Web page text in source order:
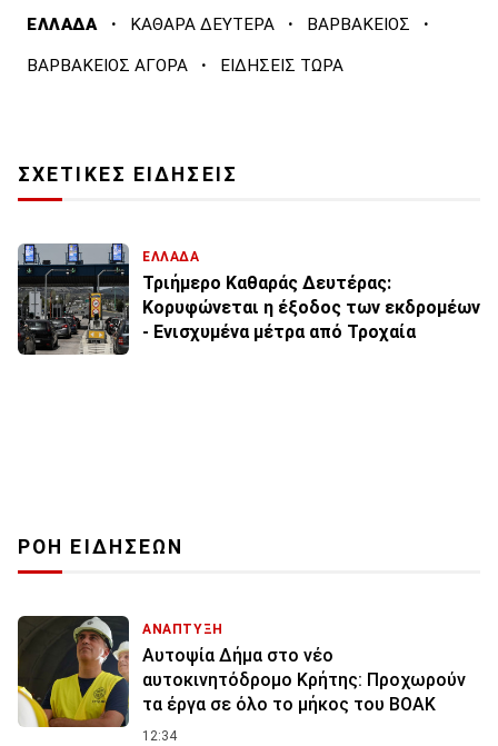
ΕΛΛΑΔΑ · ΚΑΘΑΡΑ ΔΕΥΤΕΡΑ · ΒΑΡΒΑΚΕΙΟΣ ·
ΒΑΡΒΑΚΕΙΟΣ ΑΓΟΡΑ · ΕΙΔΗΣΕΙΣ ΤΩΡΑ
ΣΧΕΤΙΚΕΣ ΕΙΔΗΣΕΙΣ
ΕΛΛΑΔΑ
Τριήμερο Καθαράς Δευτέρας:
Κορυφώνεται η έξοδος των εκδρομέων
- Ενισχυμένα μέτρα από Τροχαία
ΡΟΗ ΕΙΔΗΣΕΩΝ
ΑΝΑΠΤΥΞΗ
Αυτοψία Δήμα στο νέο
αυτοκινητόδρομο Κρήτης: Προχωρούν
τα έργα σε όλο το μήκος του ΒΟΑΚ
12:34